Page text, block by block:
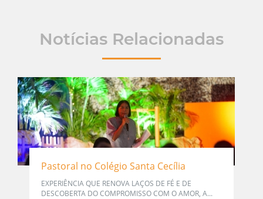
Notícias Relacionadas
Pastoral no Colégio Santa Cecília
EXPERIÊNCIA QUE RENOVA LAÇOS DE FÉ E DE
DESCOBERTA DO COMPROMISSO COM O AMOR, A...